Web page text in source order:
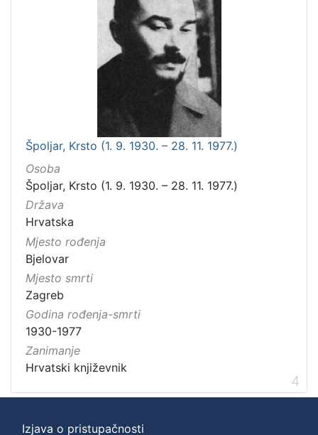
Špoljar, Krsto (1. 9. 1930. – 28. 11. 1977.)
Osoba
Špoljar, Krsto (1. 9. 1930. – 28. 11. 1977.)
Država
Hrvatska
Mjesto rođenja
Bjelovar
Mjesto smrti
Zagreb
Godina rođenja-smrti
1930-1977
Zanimanje
Hrvatski književnik
4
Izjava o pristupačnosti